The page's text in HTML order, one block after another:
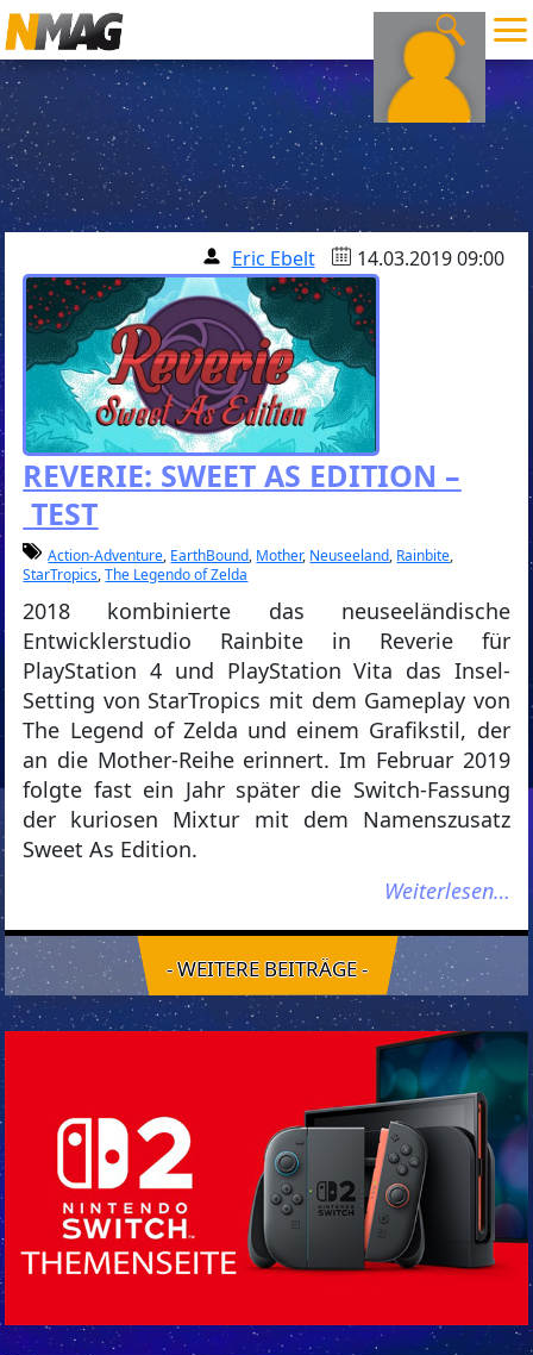
Eric Ebelt 14.03.2019 09:00
REVERIE: SWEET AS EDITION –
TEST
Action-Adventure, EarthBound, Mother, Neuseeland, Rainbite,
StarTropics,The Legendo of Zelda
2018 kombinierte das neuseeländische
Entwicklerstudio Rainbite in Reverie für
PlayStation 4 und PlayStation Vita das Insel-
Setting von StarTropics mit dem Gameplay von
The Legend of Zelda und einem Grafikstil, der
an die Mother-Reihe erinnert. Im Februar 2019
folgte fast ein Jahr später die Switch-Fassung
der kuriosen Mixtur mit dem Namenszusatz
Sweet As Edition.
Weiterlesen…
- WEITERE BEITRÄGE -